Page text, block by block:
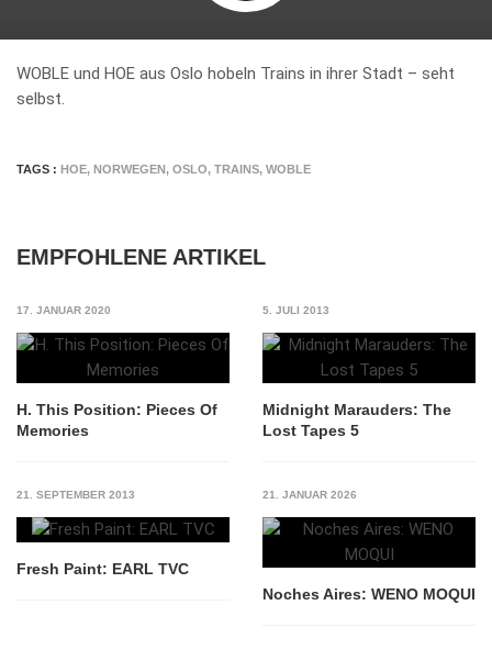
WOBLE und HOE aus Oslo hobeln Trains in ihrer Stadt – seht
selbst.
TAGS : HOE, NORWEGEN, OSLO, TRAINS, WOBLE
EMPFOHLENE ARTIKEL
17. JANUAR 2020
H. This Position: Pieces Of
Memories
5. JULI 2013
Midnight Marauders: The
Lost Tapes 5
21. SEPTEMBER 2013
Fresh Paint: EARL TVC
21. JANUAR 2026
Noches Aires: WENO MOQUI